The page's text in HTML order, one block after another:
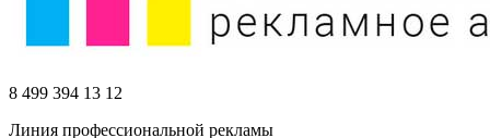
8 499 394 13 12
Линия профессиональной рекламы